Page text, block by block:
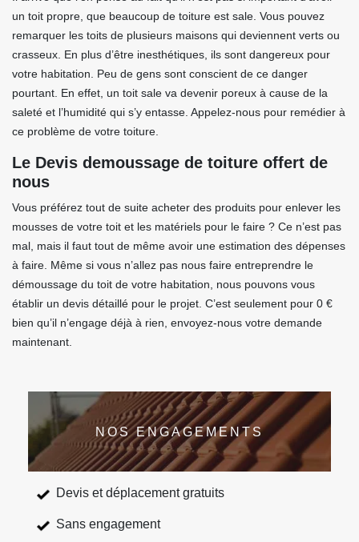
un toit propre, que beaucoup de toiture est sale. Vous pouvez
remarquer les toits de plusieurs maisons qui deviennent verts ou
crasseux. En plus d’être inesthétiques, ils sont dangereux pour
votre habitation. Peu de gens sont conscient de ce danger
pourtant. En effet, un toit sale va devenir poreux à cause de la
saleté et l’humidité qui s’y entasse. Appelez-nous pour remédier à
ce problème de votre toiture.
Le Devis demoussage de toiture offert de
nous
Vous préférez tout de suite acheter des produits pour enlever les
mousses de votre toit et les matériels pour le faire ? Ce n’est pas
mal, mais il faut tout de même avoir une estimation des dépenses
à faire. Même si vous n’allez pas nous faire entreprendre le
démoussage du toit de votre habitation, nous pouvons vous
établir un devis détaillé pour le projet. C’est seulement pour 0 €
bien qu’il n’engage déjà à rien, envoyez-nous votre demande
maintenant.
NOS ENGAGEMENTS
Devis et déplacement gratuits
Sans engagement